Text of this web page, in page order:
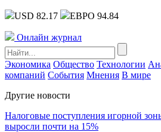
USD 82.17 ЕВРО 94.84
Онлайн журнал
Экономика Общество Технологии
компаний События Мнения В мире
Другие новости
Налоговые поступления игорной
выросли почти на 15%